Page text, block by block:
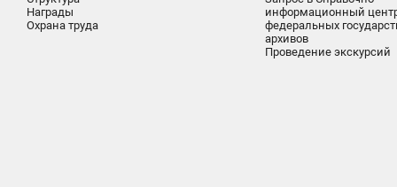
Награды
Охрана труда
информационный
федеральных
архивов
Проведение экскурсий